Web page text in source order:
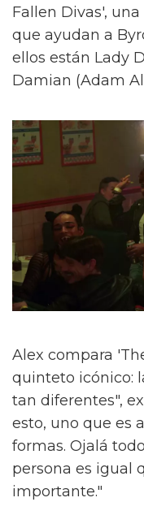
Fallen Divas',
que ayudan a
ellos están Lady
Damian (Adam
Alex compara
quinteto icónico:
tan diferentes",
esto, uno que es
formas. Ojalá
persona es igual
importante."